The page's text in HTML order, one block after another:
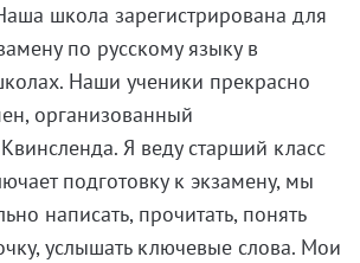
школа зарегистрирована для
по русскому языку в
Наши ученики прекрасно
организованный
Я веду старший класс
подготовку к экзамену, мы
написать, прочитать, понять
услышать ключевые слова. Мои